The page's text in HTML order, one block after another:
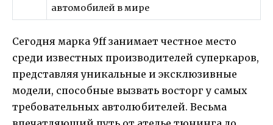
автомобилей в мире
Сегодня марка 9ff занимает честное место
среди известных производителей суперкаров,
представляя уникальные и эксклюзивные
модели, способные вызвать восторг у самых
требовательных автолюбителей. Весьма